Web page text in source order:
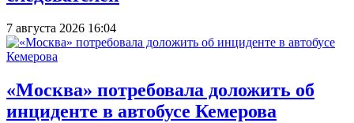
7 августа 2026 16:04
«Москва» потребовала доложить об
инциденте в автобусе Кемерова